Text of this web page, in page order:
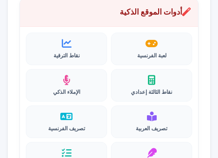
أدوات الموقع الذكية
لعبة الفرنسية نقاط الترقية
نقاط الثالثة إعدادي الإملاء الذكي
تصريف العربية تصريف الفرنسية